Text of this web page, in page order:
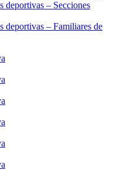
deportivas – Secciones
deportivas – Familiares de